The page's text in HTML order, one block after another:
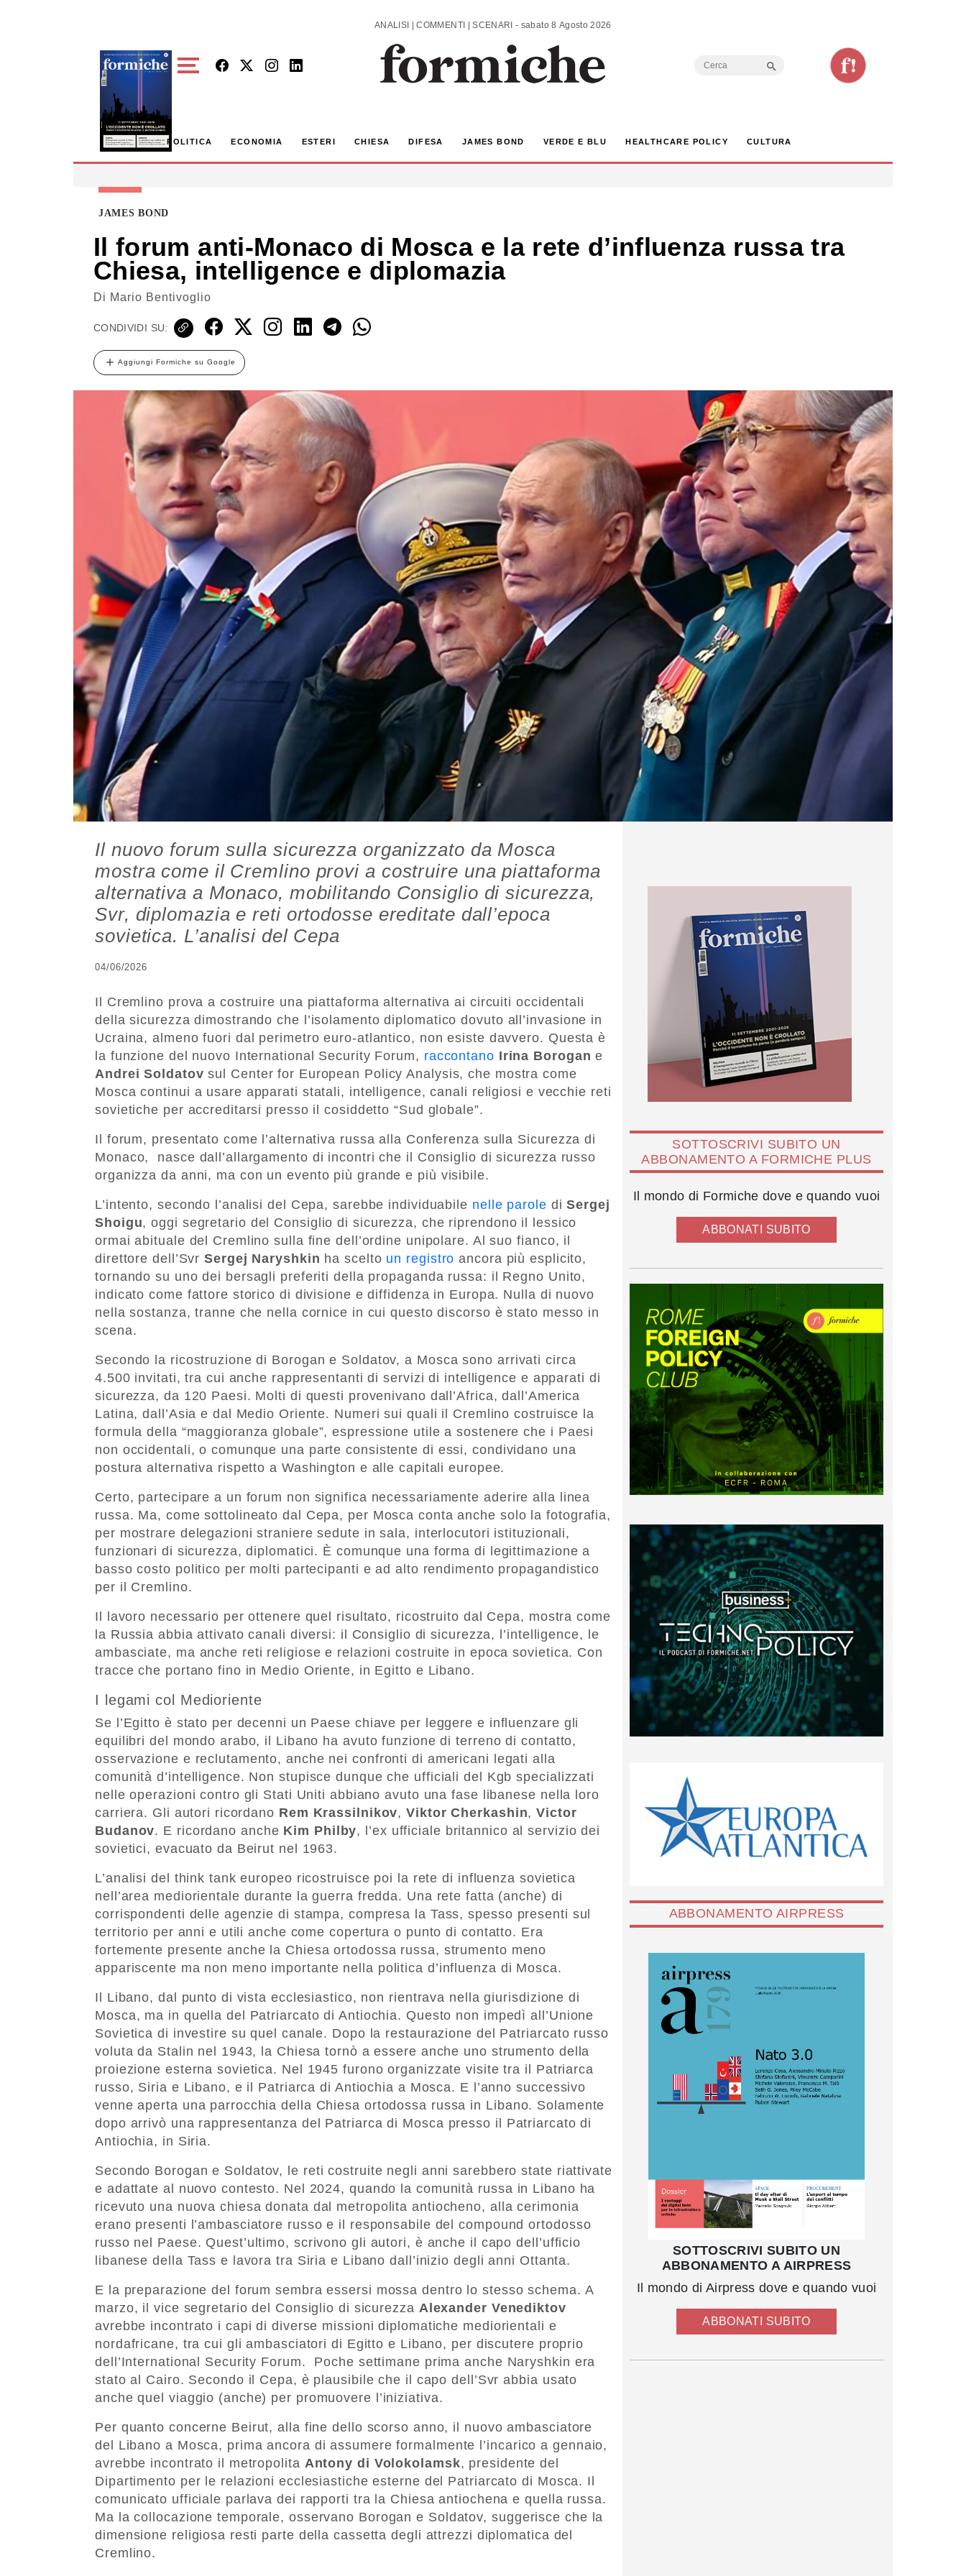
ANALISI | COMMENTI | SCENARI - sabato 8 Agosto 2026
Search
POLITICA ECONOMIA ESTERI CHIESA DIFESA JAMES BOND VERDE E BLU HEALTHCARE POLICY CULTURA
JAMES BOND
Il forum anti-Monaco di Mosca e la rete d’influenza russa tra
Chiesa, intelligence e diplomazia
Di Mario Bentivoglio
CONDIVIDI SU:
Aggiungi Formiche su Google
Il nuovo forum sulla sicurezza organizzato da Mosca
mostra come il Cremlino provi a costruire una piattaforma
alternativa a Monaco, mobilitando Consiglio di sicurezza,
Svr, diplomazia e reti ortodosse ereditate dall’epoca
sovietica. L’analisi del Cepa
04/06/2026
Il Cremlino prova a costruire una piattaforma alternativa ai circuiti occidentali
della sicurezza dimostrando che l’isolamento diplomatico dovuto all’invasione in
Ucraina, almeno fuori dal perimetro euro-atlantico, non esiste davvero. Questa è
la funzione del nuovo International Security Forum, raccontano Irina Borogan e
Andrei Soldatov sul Center for European Policy Analysis, che mostra come
Mosca continui a usare apparati statali, intelligence, canali religiosi e vecchie reti
sovietiche per accreditarsi presso il cosiddetto “Sud globale”.
Il forum, presentato come l’alternativa russa alla Conferenza sulla Sicurezza di
Monaco, nasce dall’allargamento di incontri che il Consiglio di sicurezza russo
organizza da anni, ma con un evento più grande e più visibile.
L’intento, secondo l’analisi del Cepa, sarebbe individuabile nelle parole di Sergej
Shoigu, oggi segretario del Consiglio di sicurezza, che riprendono il lessico
ormai abituale del Cremlino sulla fine dell’ordine unipolare. Al suo fianco, il
direttore dell’SvrSergej Naryshkin ha scelto un registro ancora più esplicito,
tornando su uno dei bersagli preferiti della propaganda russa: il Regno Unito,
indicato come fattore storico di divisione e diffidenza in Europa. Nulla di nuovo
nella sostanza, tranne che nella cornice in cui questo discorso è stato messo in
scena.
Secondo la ricostruzione di Borogan e Soldatov, a Mosca sono arrivati circa
4.500 invitati, tra cui anche rappresentanti di servizi di intelligence e apparati di
sicurezza, da 120 Paesi. Molti di questi provenivano dall’Africa, dall’America
Latina, dall’Asia e dal Medio Oriente. Numeri sui quali il Cremlino costruisce la
formula della “maggioranza globale”, espressione utile a sostenere che i Paesi
non occidentali, o comunque una parte consistente di essi, condividano una
postura alternativa rispetto a Washington e alle capitali europee.
Certo, partecipare a un forum non significa necessariamente aderire alla linea
russa. Ma, come sottolineato dal Cepa, per Mosca conta anche solo la fotografia,
per mostrare delegazioni straniere sedute in sala, interlocutori istituzionali,
funzionari di sicurezza, diplomatici. È comunque una forma di legittimazione a
basso costo politico per molti partecipanti e ad alto rendimento propagandistico
per il Cremlino.
Il lavoro necessario per ottenere quel risultato, ricostruito dal Cepa, mostra come
la Russia abbia attivato canali diversi: il Consiglio di sicurezza, l’intelligence, le
ambasciate, ma anche reti religiose e relazioni costruite in epoca sovietica. Con
tracce che portano fino in Medio Oriente, in Egitto e Libano.
I legami col Medioriente
Se l’Egitto è stato per decenni un Paese chiave per leggere e influenzare gli
equilibri del mondo arabo, il Libano ha avuto funzione di terreno di contatto,
osservazione e reclutamento, anche nei confronti di americani legati alla
comunità d’intelligence. Non stupisce dunque che ufficiali del Kgb specializzati
nelle operazioni contro gli Stati Uniti abbiano avuto una fase libanese nella loro
carriera. Gli autori ricordano Rem Krassilnikov,Viktor Cherkashin,Victor
Budanov. E ricordano anche Kim Philby, l’ex ufficiale britannico al servizio dei
sovietici, evacuato da Beirut nel 1963.
L’analisi del think tank europeo ricostruisce poi la rete di influenza sovietica
nell’area mediorientale durante la guerra fredda. Una rete fatta (anche) di
corrispondenti delle agenzie di stampa, compresa la Tass, spesso presenti sul
territorio per anni e utili anche come copertura o punto di contatto. Era
fortemente presente anche la Chiesa ortodossa russa, strumento meno
appariscente ma non meno importante nella politica d’influenza di Mosca.
Il Libano, dal punto di vista ecclesiastico, non rientrava nella giurisdizione di
Mosca, ma in quella del Patriarcato di Antiochia. Questo non impedì all’Unione
Sovietica di investire su quel canale. Dopo la restaurazione del Patriarcato russo
voluta da Stalin nel 1943, la Chiesa tornò a essere anche uno strumento della
proiezione esterna sovietica. Nel 1945 furono organizzate visite tra il Patriarca
russo, Siria e Libano, e il Patriarca di Antiochia a Mosca. E l’anno successivo
venne aperta una parrocchia della Chiesa ortodossa russa in Libano. Solamente
dopo arrivò una rappresentanza del Patriarca di Mosca presso il Patriarcato di
Antiochia, in Siria.
Secondo Borogan e Soldatov, le reti costruite negli anni sarebbero state riattivate
e adattate al nuovo contesto. Nel 2024, quando la comunità russa in Libano ha
ricevuto una nuova chiesa donata dal metropolita antiocheno, alla cerimonia
erano presenti l’ambasciatore russo e il responsabile del compound ortodosso
russo nel Paese. Quest’ultimo, scrivono gli autori, è anche il capo dell’ufficio
libanese della Tass e lavora tra Siria e Libano dall’inizio degli anni Ottanta.
E la preparazione del forum sembra essersi mossa dentro lo stesso schema. A
marzo, il vice segretario del Consiglio di sicurezza Alexander Venediktov
avrebbe incontrato i capi di diverse missioni diplomatiche mediorientali e
nordafricane, tra cui gli ambasciatori di Egitto e Libano, per discutere proprio
dell’International Security Forum. Poche settimane prima anche Naryshkin era
stato al Cairo. Secondo il Cepa, è plausibile che il capo dell’Svr abbia usato
anche quel viaggio (anche) per promuovere l’iniziativa.
Per quanto concerne Beirut, alla fine dello scorso anno, il nuovo ambasciatore
del Libano a Mosca, prima ancora di assumere formalmente l’incarico a gennaio,
avrebbe incontrato il metropolita Antony di Volokolamsk, presidente del
Dipartimento per le relazioni ecclesiastiche esterne del Patriarcato di Mosca. Il
comunicato ufficiale parlava dei rapporti tra la Chiesa antiochena e quella russa.
Ma la collocazione temporale, osservano Borogan e Soldatov, suggerisce che la
dimensione religiosa resti parte della cassetta degli attrezzi diplomatica del
Cremlino.
SOTTOSCRIVI SUBITO UN
ABBONAMENTO A FORMICHE PLUS
Il mondo di Formiche dove e quando vuoi
ABBONATI SUBITO
ABBONAMENTO AIRPRESS
SOTTOSCRIVI SUBITO UN
ABBONAMENTO A AIRPRESS
Il mondo di Airpress dove e quando vuoi
ABBONATI SUBITO